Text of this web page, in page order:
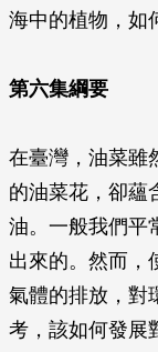
海中的植物，如
第六集綱要
在臺灣，油菜雖
的油菜花，卻蘊
油。一般我們平
出來的。然而，
氣體的排放，對
考，該如何發展